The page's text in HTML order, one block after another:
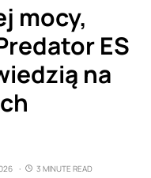
mocy,
ES
na
3 MINUTE READ